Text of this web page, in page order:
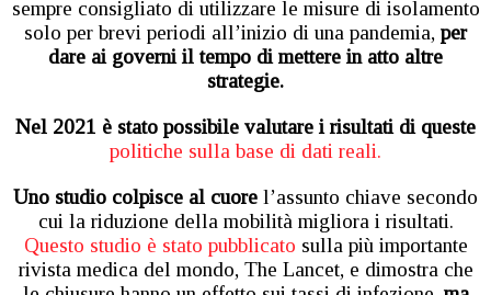
sempre consigliato di utilizzare le misure di isolamento
solo per brevi periodi all’inizio di una pandemia, per
dare ai governi il tempo di mettere in atto altre
strategie.
Nel 2021 è stato possibile valutare i risultati di queste
politiche sulla base di dati reali.
Uno studio colpisce al cuore l’assunto chiave secondo
cui la riduzione della mobilità migliora i risultati.
Questo studio è stato pubblicato sulla più importante
rivista medica del mondo, The Lancet, e dimostra che